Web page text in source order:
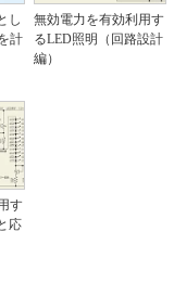
し
計
無効電力を有効利用す
るLED照明（回路設計
編）
す
応